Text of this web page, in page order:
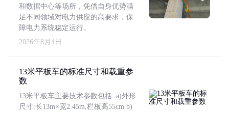
和数据中心等场所，凭借自身优势满
足不同领域对电力供应的高要求，保
障电力系统稳定运行。
2026年8月4日
13米平板车的标准尺寸和载重参
数
13米平板车主要技术参数包括: a)外形
尺寸:长13m×宽2.45m,栏板高55cm b)